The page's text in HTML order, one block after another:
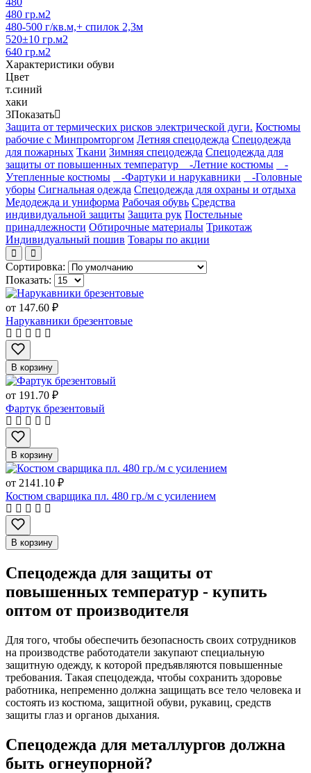
480 гр.м2
480-500 г/кв.м,+ спилок 2,3м
520±10 гр.м2
640 гр.м2
Характеристики обуви
Цвет
т.синий
хаки
3Показать
Защита от термических рисков электрической дуги. Костюмы
рабочие с Минпромторгом Летняя спецодежда Спецодежда
для пожарных Ткани Зимняя спецодежда Спецодежда для
защиты от повышенных температур
-Летние костюмы
-
Утепленные костюмы
-Фартуки и нарукавники
-Головные
уборы Сигнальная одежда Спецодежда для охраны и отдыха
Медодежда и униформа Рабочая обувь Средства
индивидуальной защиты Защита рук Постельные
принадлежности Обтирочные материалы Трикотаж
Индивидуальный пошив Товары по акции
Сортировка:
Показать:
от 147.60 ₽
Нарукавники брезентовые
В корзину
от 191.70 ₽
Фартук брезентовый
В корзину
от 2141.10 ₽
Костюм сварщика пл. 480 гр./м с усилением
В корзину
Спецодежда для защиты от
повышенных температур - купить
оптом от производителя
Для того, чтобы обеспечить безопасность своих сотрудников
на производстве работодатели закупают специальную
защитную одежду, к которой предъявляются повышенные
требования. Такая спецодежда, чтобы сохранить здоровье
работника, непременно должна защищать все тело человека и
состоять из костюма, защитной обуви, рукавиц, средств
защиты глаз и органов дыхания.
Спецодежда для металлургов должна
быть огнеупорной?